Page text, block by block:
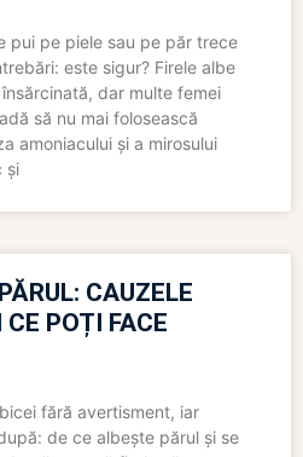
pui pe piele sau pe păr trece
este sigur? Firele albe
dar multe femei
să nu mai folosească
amoniacului și a mirosului
și
CAUZELE
CE POȚI FACE
fără avertisment, iar
de ce albește părul și se